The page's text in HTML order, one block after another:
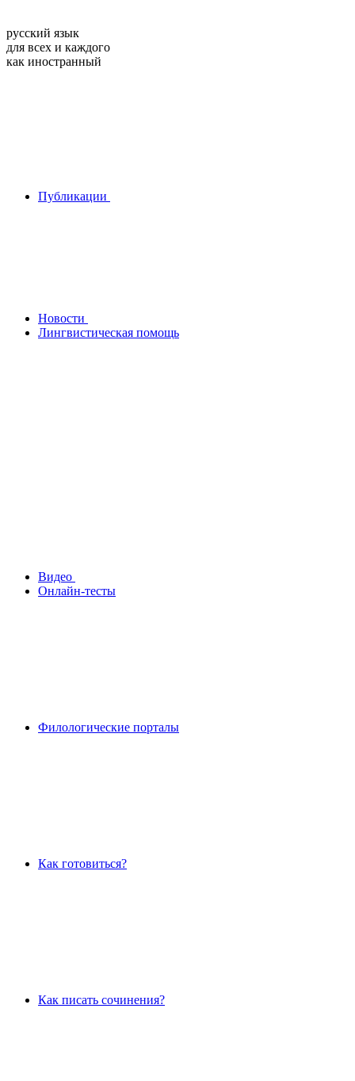
русский язык
для всех и каждого
как иностранный
Публикации
Новости
Лингвистическая помощь
Видео
Онлайн-тесты
Филологические порталы
Как готовиться?
Как писать сочинения?